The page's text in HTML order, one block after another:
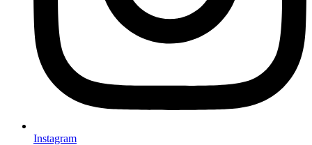
Instagram